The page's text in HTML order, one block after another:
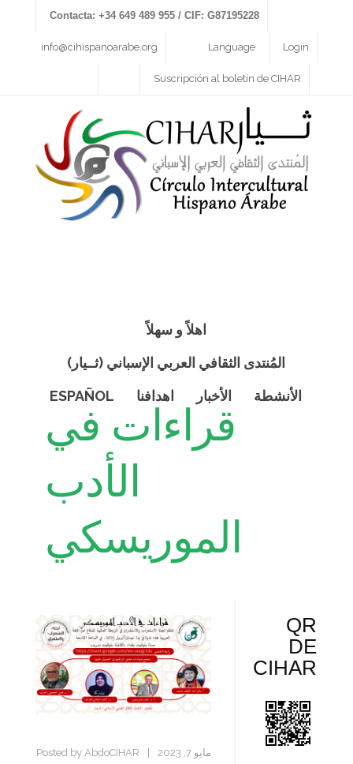
Contacta: +34 649 489 955 / CIF: G87195228
info@cihispanoarabe.org Login
Language
Suscripción al boletín de CIHAR
اهلاً و سهلاً
المُنتدى الثقافي العربي الإسباني (ثــيار)
الأنشطة
الأخبار اهدافنا ESPAÑOL
قراءات في
الأدب
الموريسكي
مايو 7, 2023 AbdoCIHAR
QR
DE
CIHAR